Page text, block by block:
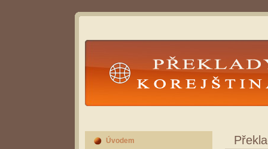
Překlady Korejština
Úvodem